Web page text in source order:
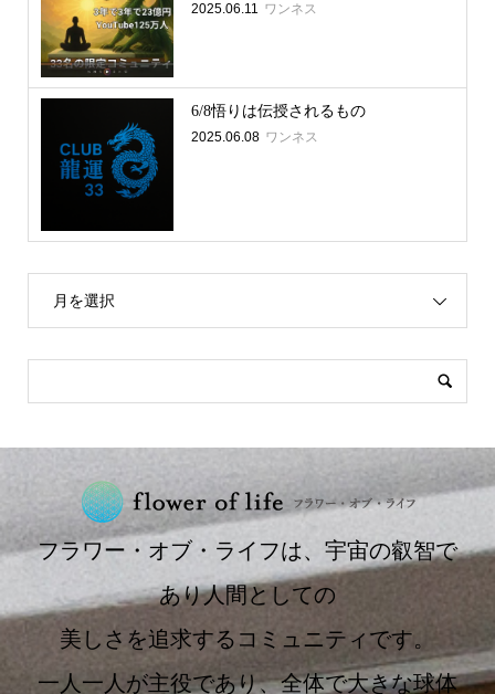
2025.06.11 ワンネス
6/8悟りは伝授されるもの
2025.06.08 ワンネス
月を選択
フラワー・オブ・ライフは、宇宙の叡智で
あり人間としての
美しさを追求するコミュニティです。
一人一人が主役であり、全体で大きな球体